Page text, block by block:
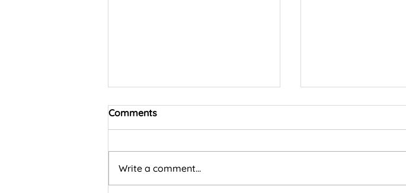
Comments
Write a comment...